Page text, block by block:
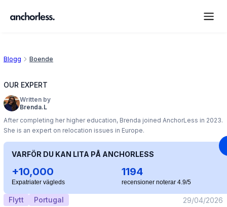
Blogg Boende
OUR EXPERT
Written by
Brenda.L
After completing her higher education, Brenda joined AnchorLess in 2023.
She is an expert on relocation issues in Europe.
VARFÖR DU KAN LITA PÅ ANCHORLESS
+10,000
Expatriater vägleds
1194
recensioner noterar 4.9/5
Flytt Portugal 29/04/2026